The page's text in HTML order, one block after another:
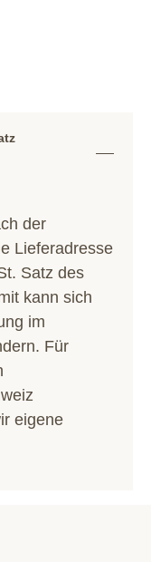
der
Lieferadresse
Satz des
kann sich
im
Für
eigene